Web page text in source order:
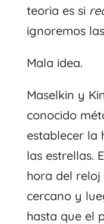
teoria es si
ignoremos
Mala idea.
Maselkin y
conocido
establecer la
las estrellas.
hora del
cercano y
hasta que el